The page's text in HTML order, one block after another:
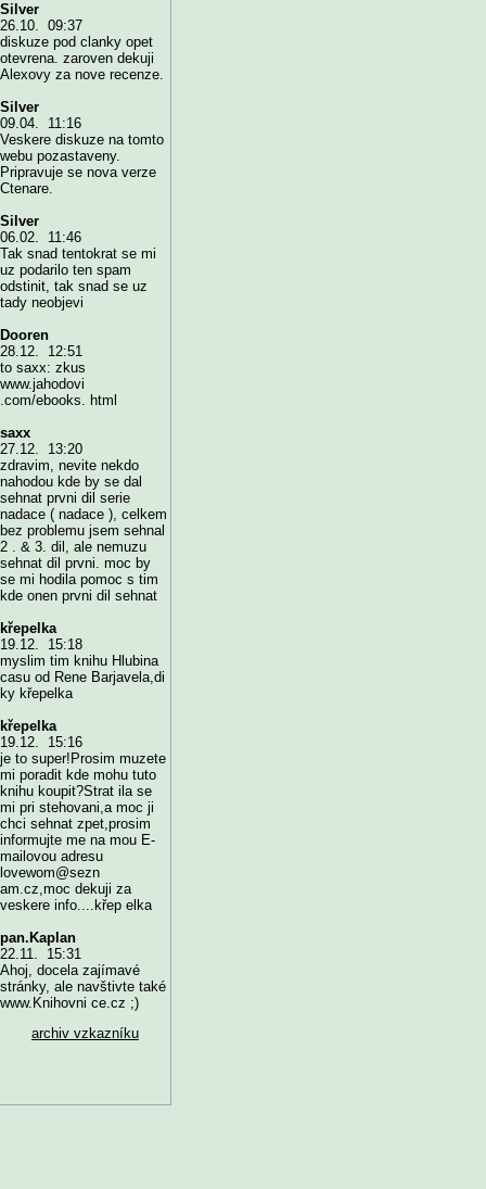
Silver
26.10. 09:37
diskuze pod clanky opet
otevrena. zaroven dekuji
Alexovy za nove recenze.
Silver
09.04. 11:16
Veskere diskuze na tomto
webu pozastaveny.
Pripravuje se nova verze
Ctenare.
Silver
06.02. 11:46
Tak snad tentokrat se mi
uz podarilo ten spam
odstinit, tak snad se uz
tady neobjevi
Dooren
28.12. 12:51
to saxx: zkus
www.jahodovi
.com/ebooks. html
saxx
27.12. 13:20
zdravim, nevite nekdo
nahodou kde by se dal
sehnat prvni dil serie
nadace ( nadace ), celkem
bez problemu jsem sehnal
2 . & 3. dil, ale nemuzu
sehnat dil prvni. moc by
se mi hodila pomoc s tim
kde onen prvni dil sehnat
křepelka
19.12. 15:18
myslim tim knihu Hlubina
casu od Rene Barjavela,di
ky křepelka
křepelka
19.12. 15:16
je to super!Prosim muzete
mi poradit kde mohu tuto
knihu koupit?Strat ila se
mi pri stehovani,a moc ji
chci sehnat zpet,prosim
informujte me na mou E-
mailovou adresu
lovewom@sezn
am.cz,moc dekuji za
veskere info....křep elka
pan.Kaplan
22.11. 15:31
Ahoj, docela zajímavé
stránky, ale navštivte také
www.Knihovni ce.cz ;)
archiv vzkazníku